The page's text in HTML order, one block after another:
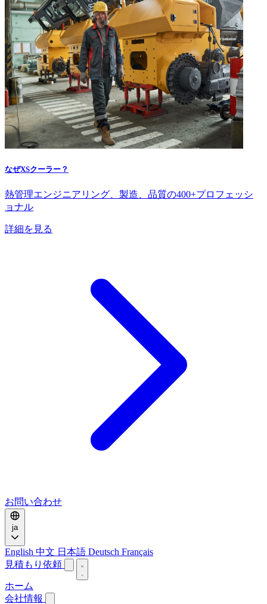
なぜXSクーラー？
熱管理エンジニアリング、製造、品質の400+プロフェッシ
ョナル
詳細を見る
お問い合わせ
ja
English 中文 日本語 Deutsch Français
見積もり依頼
ホーム
会社情報